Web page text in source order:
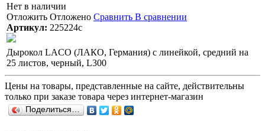
Нет в наличии
Отложить Отложено Сравнить В сравнении
Артикул: 225224с
Дырокол LACO (ЛАКО, Германия) с линейкой, средний на
25 листов, черный, L300
Цены на товары, представленные на сайте, действительны
только при заказе товара через интернет-магазин
Поделиться…